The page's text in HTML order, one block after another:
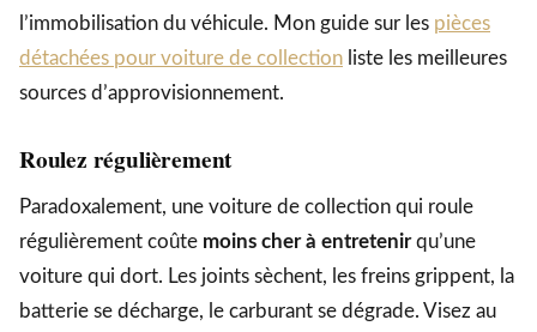
l’immobilisation du véhicule. Mon guide sur les pièces
détachées pour voiture de collection liste les meilleures
sources d’approvisionnement.
Roulez régulièrement
Paradoxalement, une voiture de collection qui roule
régulièrement coûte moins cher à entretenirqu’une
voiture qui dort. Les joints sèchent, les freins grippent, la
batterie se décharge, le carburant se dégrade. Visez au